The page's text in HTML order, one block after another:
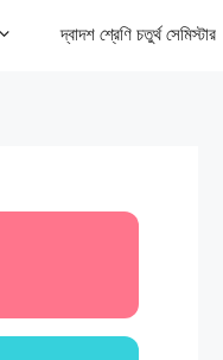
দ্বাদশ শ্রেণি চতুর্থ সেমিস্টার